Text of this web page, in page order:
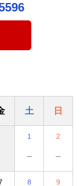
土 日
1
－
2
－
8 9